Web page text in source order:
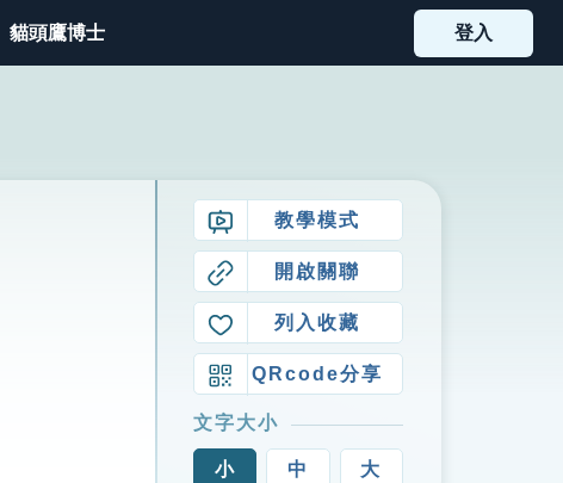
貓頭鷹博士 登入
教學模式
開啟關聯
列入收藏
QRcode分享
文字大小
小 中 大